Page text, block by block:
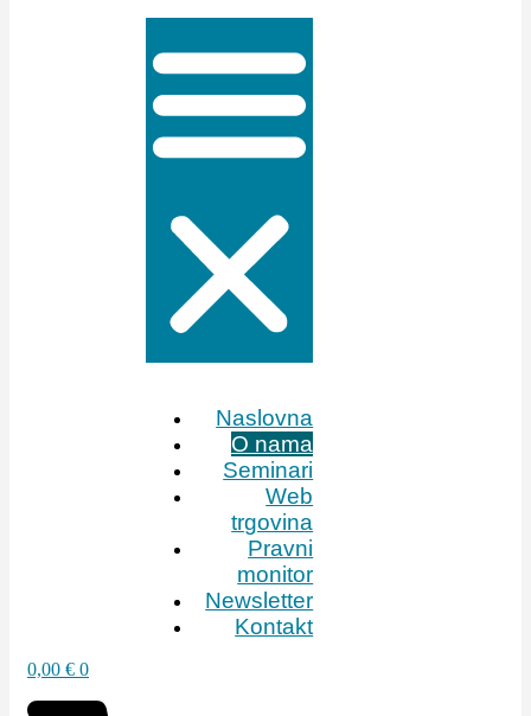
Naslovna
O nama
Seminari
Web
trgovina
Pravni
monitor
Newsletter
Kontakt
0,00 € 0